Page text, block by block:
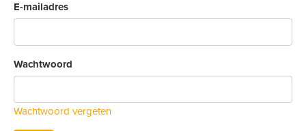
E-mailadres
Wachtwoord
Wachtwoord vergeten